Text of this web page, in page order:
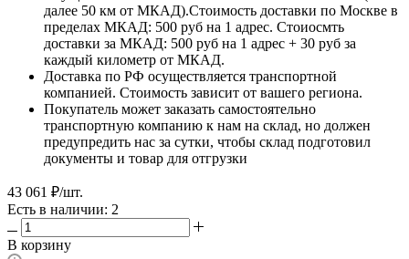
далее 50 км от МКАД).Стоимость доставки по Москве в
пределах МКАД: 500 руб на 1 адрес. Стоиосмть
доставки за МКАД: 500 руб на 1 адрес + 30 руб за
каждый километр от МКАД.
Доставка по РФ осуществляется транспортной
компанией. Стоимость зависит от вашего региона.
Покупатель может заказать самостоятельно
транспортную компанию к нам на склад, но должен
предупредить нас за сутки, чтобы склад подготовил
документы и товар для отгрузки
43 061 ₽/шт.
Есть в наличии: 2
В корзину